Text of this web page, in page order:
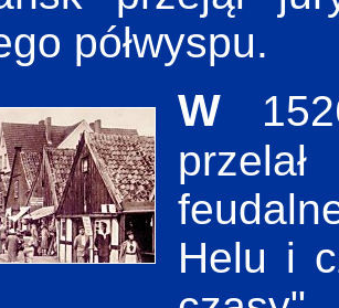
półwyspu.
W 1526 roku Zygmunt Stary
Helu i